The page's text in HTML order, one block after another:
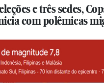
e três sedes,
com polêmicas